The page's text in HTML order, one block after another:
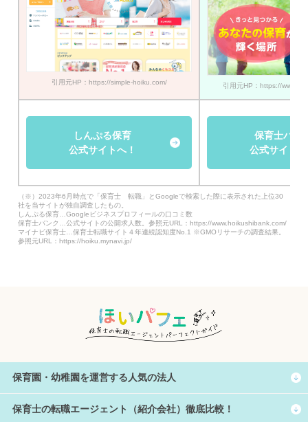
引用元HP：https://simple-hoiku.com/ 引用元HP：https://
しんぷる保育
公式サイトへ！
保育士バン
公式サイト
（※）2023年6月時点で「保育士 転職」とGoogleで検索した際に表示された上位30
社を当サイトが独自調査したもの。
しんぷる保育…Googleビジネスプロフィールの口コミ数
保育士バンク…公式サイトの公開求人数。参照元URL：https://www.hoikushibank.com/
マイナビ保育士…保育士転職サイト４年連続認知度No.1 ※GMOリサーチの調査結果。
参照元URL：https://hoiku.mynavi.jp/
保育園・幼稚園を運営する人気の法人
保育士の転職エージェント（紹介会社）徹底比較！